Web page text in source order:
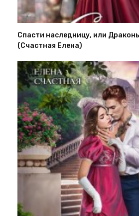
Спасти наследницу, или
(Счастная Елена)